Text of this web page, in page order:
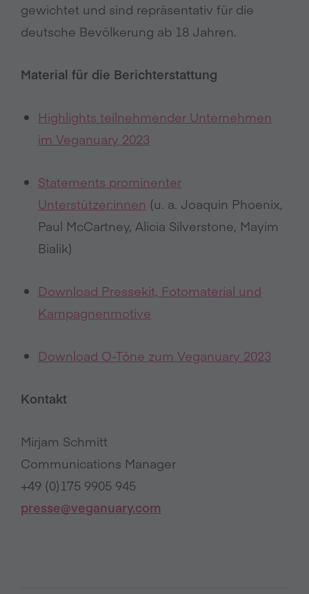
gewichtet und sind repräsentativ für die
deutsche Bevölkerung ab 18 Jahren.
Material für die Berichterstattung
Highlights teilnehmender Unternehmen
im Veganuary 2023
Statements prominenter
Unterstützer:innen (u. a. Joaquin Phoenix,
Paul McCartney, Alicia Silverstone, Mayim
Bialik)
Download Pressekit, Fotomaterial und
Kampagnenmotive
Download O-Töne zum Veganuary 2023
Kontakt
Mirjam Schmitt
Communications Manager
+49 (0)175 9905 945
presse@veganuary.com